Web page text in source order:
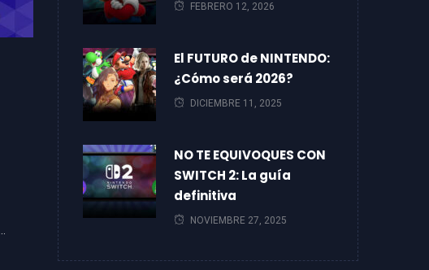
FEBRERO 12, 2026
El FUTURO de NINTENDO:
¿Cómo será 2026?
DICIEMBRE 11, 2025
NO TE EQUIVOQUES CON
SWITCH 2: La guía
definitiva
NOVIEMBRE 27, 2025